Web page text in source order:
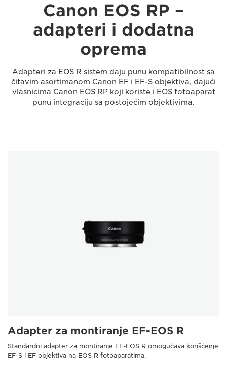
Canon EOS RP –
adapteri i dodatna
oprema
Adapteri za EOS R sistem daju punu kompatibilnost sa
čitavim asortimanom Canon EF i EF-S objektiva, dajući
vlasnicima Canon EOS RP koji koriste i EOS fotoaparat
punu integraciju sa postojećim objektivima.
Adapter za montiranje EF-EOS R
Standardni adapter za montiranje EF-EOS R omogućava korišćenje
EF-S i EF objektiva na EOS R fotoaparatima.